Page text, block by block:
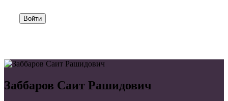
Войти
Заббаров Саит Рашидович